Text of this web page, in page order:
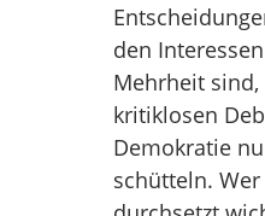
den
Mehrheit
kritiklosen
Demokratie
schütteln.